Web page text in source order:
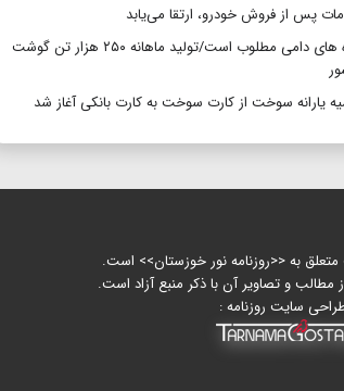
پس از فروش خودرو، ارتقا می‌یابد
ذخایر نهاده های دامی مطلوب است/تولید ماهانه ۲۵۰ هزار تن گوشت
یارانه سوخت از کارت سوخت به کارت بانکی آغاز شد
به <<روزنامه نور خوزستان>> است.
مطالب و تصاویر آن با ذکر منبع آزاد است.
سایت روزنامه :